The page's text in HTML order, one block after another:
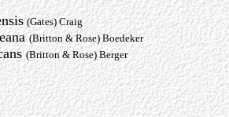
(Gates) Craig
(Britton & Rose) Boedeker
(Britton & Rose) Berger